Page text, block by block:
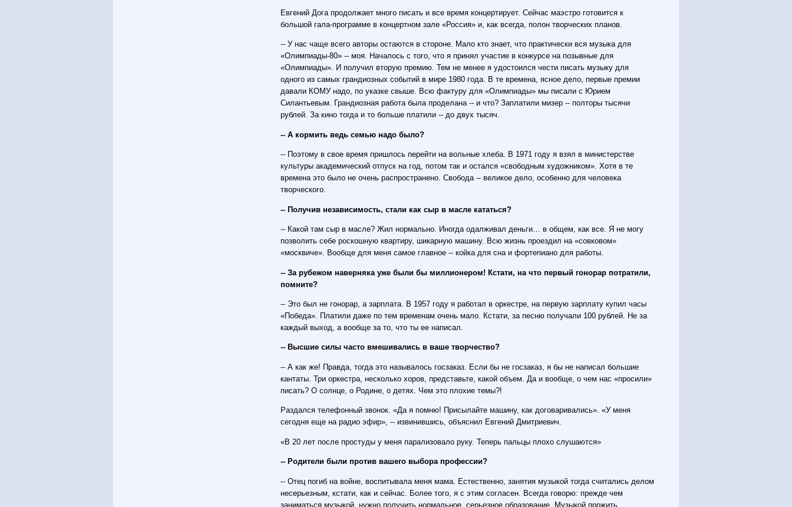
Евгений Дога продолжает много писать и все время концертирует. Сейчас маэстро готовится к
большой гала-программе в концертном зале «Россия» и, как всегда, полон творческих планов.
-- У нас чаще всего авторы остаются в стороне. Мало кто знает, что практически вся музыка для
«Олимпиады-80» -- моя. Началось с того, что я принял участие в конкурсе на позывные для
«Олимпиады». И получил вторую премию. Тем не менее я удостоился чести писать музыку для
одного из самых грандиозных событий в мире 1980 года. В те времена, ясное дело, первые премии
давали КОМУ надо, по указке свыше. Всю фактуру для «Олимпиады» мы писали с Юрием
Силантьевым. Грандиозная работа была проделана -- и что? Заплатили мизер -- полторы тысячи
рублей. За кино тогда и то больше платили -- до двух тысяч.
-- А кормить ведь семью надо было?
-- Поэтому в свое время пришлось перейти на вольные хлеба. В 1971 году я взял в министерстве
культуры академический отпуск на год, потом так и остался «свободным художником». Хотя в те
времена это было не очень распространено. Свобода -- великое дело, особенно для человека
творческого.
-- Получив независимость, стали как сыр в масле кататься?
-- Какой там сыр в масле? Жил нормально. Иногда одалживал деньги… в общем, как все. Я не могу
позволить себе роскошную квартиру, шикарную машину. Всю жизнь проездил на «совковом»
«москвиче». Вообще для меня самое главное -- койка для сна и фортепиано для работы.
-- За рубежом наверняка уже были бы миллионером! Кстати, на что первый гонорар потратили,
помните?
-- Это был не гонорар, а зарплата. В 1957 году я работал в оркестре, на первую зарплату купил часы
«Победа». Платили даже по тем временам очень мало. Кстати, за песню получали 100 рублей. Не за
каждый выход, а вообще за то, что ты ее написал.
-- Высшие силы часто вмешивались в ваше творчество?
-- А как же! Правда, тогда это называлось госзаказ. Если бы не госзаказ, я бы не написал большие
кантаты. Три оркестра, несколько хоров, представьте, какой объем. Да и вообще, о чем нас «просили»
писать? О солнце, о Родине, о детях. Чем это плохие темы?!
Раздался телефонный звонок. «Да я помню! Присылайте машину, как договаривались». «У меня
сегодня еще на радио эфир», -- извинившись, объяснил Евгений Дмитриевич.
«В 20 лет после простуды у меня парализовало руку. Теперь пальцы плохо слушаются»
-- Родители были против вашего выбора профессии?
-- Отец погиб на войне, воспитывала меня мама. Естественно, занятия музыкой тогда считались делом
несерьезным, кстати, как и сейчас. Более того, я с этим согласен. Всегда говорю: прежде чем
заниматься музыкой, нужно получить нормальное, серьезное образование. Музыкой прожить